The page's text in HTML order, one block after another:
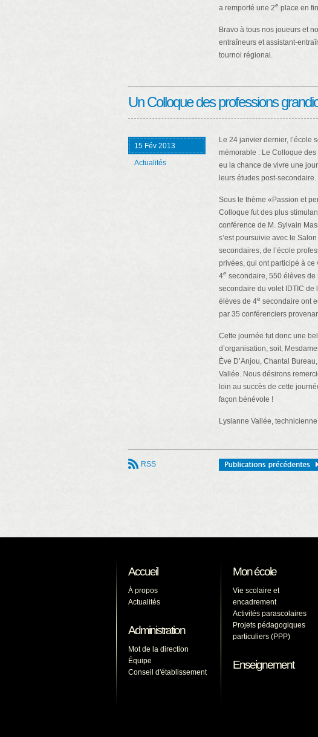
a remporté une 2e place en
Bravo à tous nos joueurs et
entraîneurs et assistant-
tournoi régional.
Un Colloque des professions
15 Fév 2013
Actualités
Le 24 janvier dernier, l’école
mémorable : Le Colloque
eu la chance de vivre une
leurs études post-secondaire.
Sous le thème «Passion et
Colloque fut des plus
conférence de M. Sylvain
s’est poursuivie avec le
secondaires, de l’école
privées, qui ont participé à
4e secondaire, 550 élèves de
secondaire du volet IDTIC de
élèves de 4e secondaire ont
par 35 conférenciers
Cette journée fut donc une
d’organisation, soit,
Ève D’Anjou, Chantal
Vallée. Nous désirons
loin au succès de cette
façon bénévole !
Lysianne Vallée,
RSS
Accueil
À propos
Actualités
Administration
Mot de la direction
Équipe
Conseil d'établissement
Mon école
Vie scolaire et
encadrement
Activités parascolaires
Projets pédagogiques
particuliers (PPP)
Enseignement